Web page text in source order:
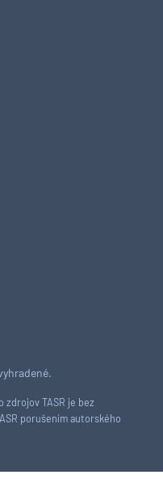
zdrojov TASR je bez
porušením autorského